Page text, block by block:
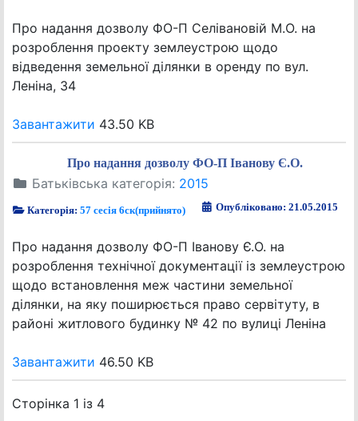
Про надання дозволу ФО-П Селівановій М.О. на
розроблення проекту землеустрою щодо
відведення земельної ділянки в оренду по вул.
Леніна, 34
Завантажити 43.50 KB
Про надання дозволу ФО-П Іванову Є.О.
Батьківська категорія: 2015
Категорія:57 сесія 6ск(прийнято) Опубліковано: 21.05.2015
Про надання дозволу ФО-П Іванову Є.О. на
розроблення технічної документації із землеустрою
щодо встановлення меж частини земельної
ділянки, на яку поширюється право сервітуту, в
районі житлового будинку № 42 по вулиці Леніна
Завантажити 46.50 KB
Сторінка 1 із 4